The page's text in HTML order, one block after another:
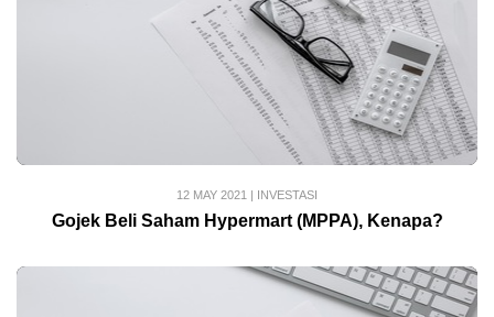
12 MAY 2021 INVESTASI
Gojek Beli Saham Hypermart (MPPA), Kenapa?